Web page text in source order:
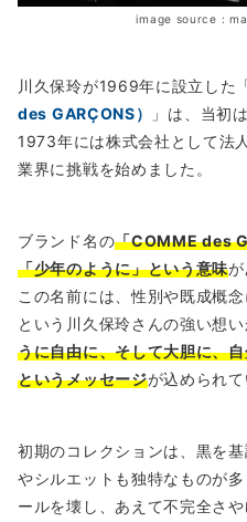
image source :
川久保玲が1969年に設立した
des GARÇONS）
」は、当初
1973年には株式会社として法
業界に挑戦を始めました。
ブランド名の「COMME des
「少年のように」という意味が
この名前には、性別や既成概
という川久保玲さんの強い想
うに自由に、そして大胆に、
というメッセージが込められて
初期のコレクションは、黒を
やシルエットも独特なものが
ールを壊し、あえて不完全さ